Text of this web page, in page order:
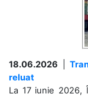
18.06.2026
reluat
La 17 iunie 2026,